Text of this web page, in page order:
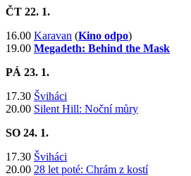
ČT 22. 1.
16.00 Karavan (Kino odpo)
19.00 Megadeth: Behind the Mask
PÁ 23. 1.
17.30 Šviháci
20.00 Silent Hill: Noční můry
SO 24. 1.
17.30 Šviháci
20.00 28 let poté: Chrám z kostí